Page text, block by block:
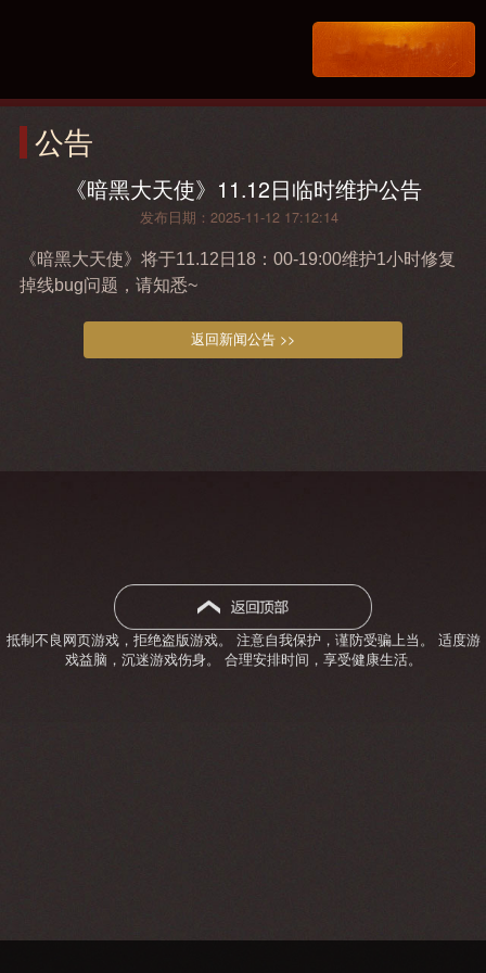
公告
《暗黑大天使》11.12日临时维护公告
发布日期：2025-11-12 17:12:14
《暗黑大天使》将于11.12日18：00-19:00维护1小时修复
掉线bug问题，请知悉~
返回新闻公告 >>
抵制不良网页游戏，拒绝盗版游戏。 注意自我保护，谨防受骗上当。 适度游
戏益脑，沉迷游戏伤身。 合理安排时间，享受健康生活。